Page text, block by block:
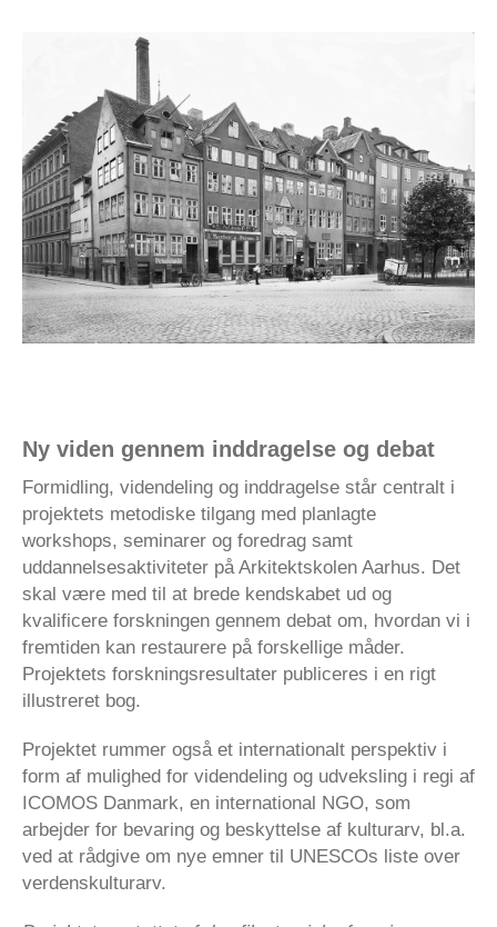
Ny viden gennem inddragelse og debat
Formidling, videndeling og inddragelse står centralt i
projektets metodiske tilgang med planlagte
workshops, seminarer og foredrag samt
uddannelsesaktiviteter på Arkitektskolen Aarhus. Det
skal være med til at brede kendskabet ud og
kvalificere forskningen gennem debat om, hvordan vi i
fremtiden kan restaurere på forskellige måder.
Projektets forskningsresultater publiceres i en rigt
illustreret bog.
Projektet rummer også et internationalt perspektiv i
form af mulighed for videndeling og udveksling i regi af
ICOMOS Danmark, en international NGO, som
arbejder for bevaring og beskyttelse af kulturarv, bl.a.
ved at rådgive om nye emner til UNESCOs liste over
verdenskulturarv.